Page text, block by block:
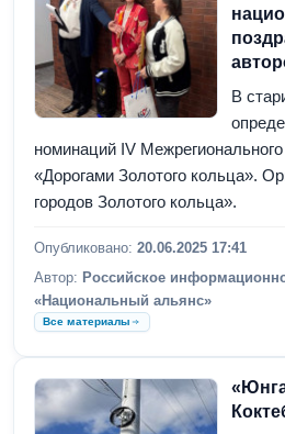
В
номинаций IV Межрегионального
«Дорогами Золотого кольца».
городов Золотого кольца».
Опубликовано: 20.06.2025 17:41
Автор: Российское
«Национальный альянс»
Все материалы